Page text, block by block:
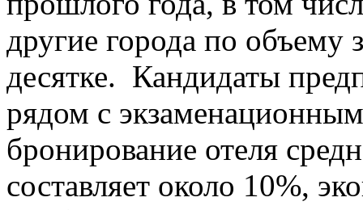
другие города по объему
десятке. Кандидаты
рядом с
бронирование отеля
составляет около 10%,